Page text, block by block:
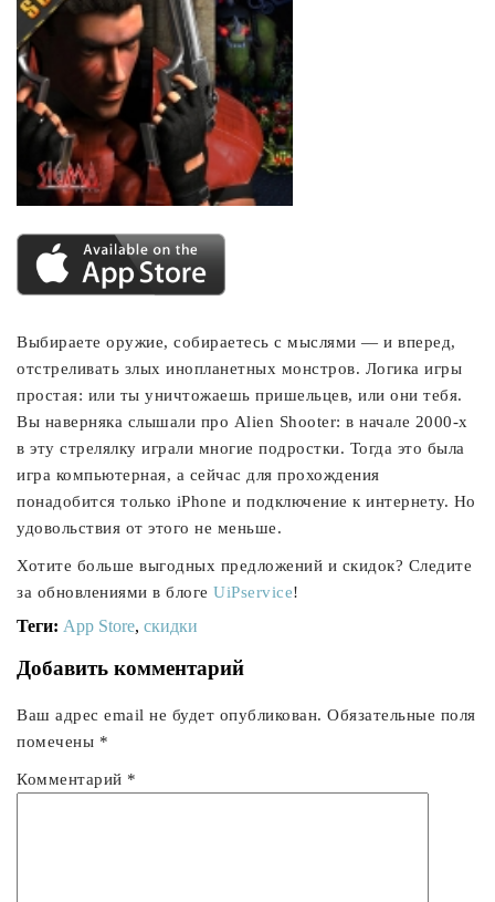
Выбираете оружие, собираетесь с мыслями — и вперед,
отстреливать злых инопланетных монстров. Логика игры
простая: или ты уничтожаешь пришельцев, или они тебя.
Вы наверняка слышали про Alien Shooter: в начале 2000-х
в эту стрелялку играли многие подростки. Тогда это была
игра компьютерная, а сейчас для прохождения
понадобится только iPhone и подключение к интернету. Но
удовольствия от этого не меньше.
Хотите больше выгодных предложений и скидок? Следите
за обновлениями в блоге UiPservice!
Теги: App Store, скидки
Добавить комментарий
Ваш адрес email не будет опубликован. Обязательные поля
помечены *
Комментарий *